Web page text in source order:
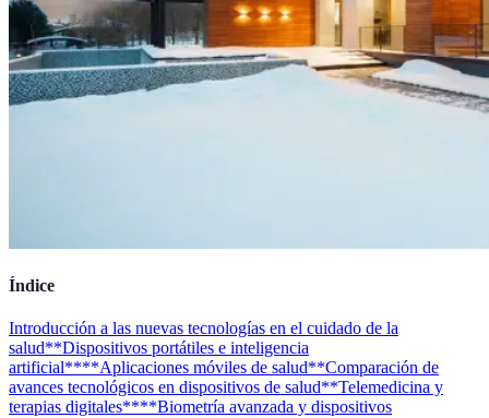
Índice
Introducción a las nuevas tecnologías en el cuidado de la
salud**Dispositivos portátiles e inteligencia
artificial****Aplicaciones móviles de salud**Comparación de
avances tecnológicos en dispositivos de salud**Telemedicina y
terapias digitales****Biometría avanzada y dispositivos